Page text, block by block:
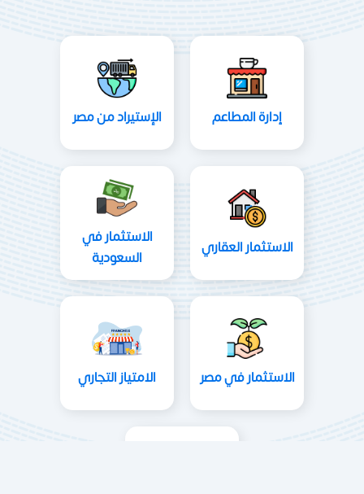
إدارة المطاعم الإستيراد من مصر
الاستثمار العقاري
الاستثمار في
السعودية
الاستثمار في مصر الامتياز التجاري